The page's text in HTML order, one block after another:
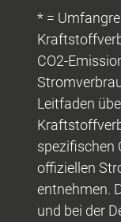
* =
CO2-
Leitfaden
spezifischen
offiziellen
entnehmen.
und bei der